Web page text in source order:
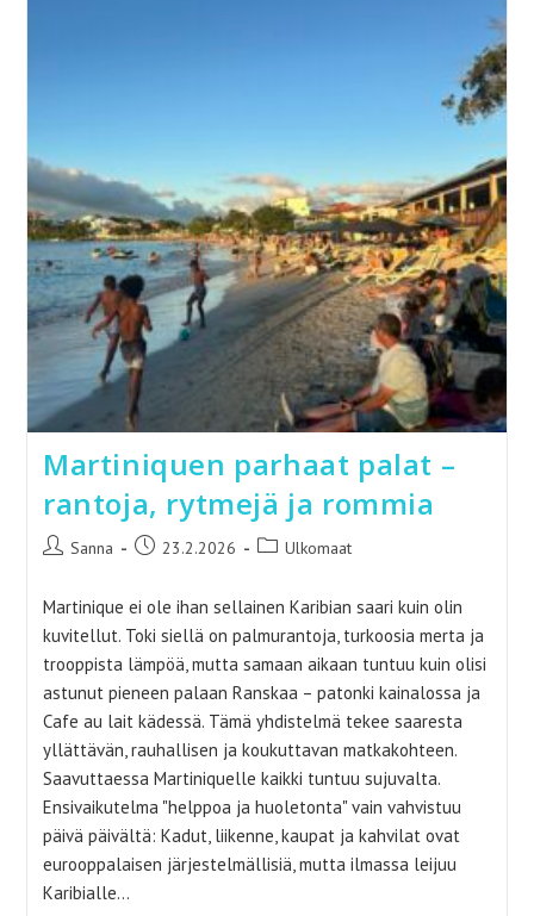
Martiniquen parhaat palat –
rantoja, rytmejä ja rommia
Artikkelin
Sanna
Artikkeli23.2.2026
Artikkelin
Ulkomaat
Martinique ei ole ihan sellainen Karibian saari kuin olin
kuvitellut. Toki siellä on palmurantoja, turkoosia merta ja
trooppista lämpöä, mutta samaan aikaan tuntuu kuin olisi
astunut pieneen palaan Ranskaa – patonki kainalossa ja
Cafe au lait kädessä. Tämä yhdistelmä tekee saaresta
yllättävän, rauhallisen ja koukuttavan matkakohteen.
Saavuttaessa Martiniquelle kaikki tuntuu sujuvalta.
Ensivaikutelma "helppoa ja huoletonta" vain vahvistuu
päivä päivältä: Kadut, liikenne, kaupat ja kahvilat ovat
eurooppalaisen järjestelmällisiä, mutta ilmassa leijuu
Karibialle…